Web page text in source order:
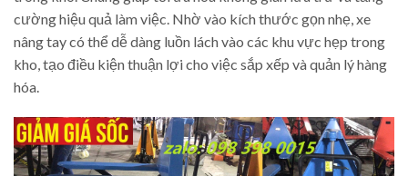
cường hiệu quả làm việc. Nhờ vào kích thước gọn nhẹ, xe
nâng tay có thể dễ dàng luồn lách vào các khu vực hẹp trong
kho, tạo điều kiện thuận lợi cho việc sắp xếp và quản lý hàng
hóa.